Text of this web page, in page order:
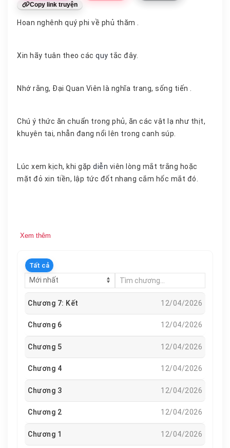
Copy link truyện
Xin hãy tuân theo các quy tắc đây.
Nhớ rằng, Đại Quan Viên là nghĩa trang, sống tiến .
Chú ý thức ăn chuẩn trong phủ, ăn các vật lạ như thịt,
khuyên tai, nhẫn đang nổi lên trong canh súp.
Lúc xem kịch, khi gặp diễn viên lòng mắt trắng hoặc
mặt đỏ xin tiền, lập tức đốt nhang cắm hốc mắt đó.
Xem thêm
Tất cả
Chương 7: Kết 12/04/2026
Chương 6 12/04/2026
Chương 5 12/04/2026
Chương 4 12/04/2026
Chương 3 12/04/2026
Chương 2 12/04/2026
Chương 1 12/04/2026